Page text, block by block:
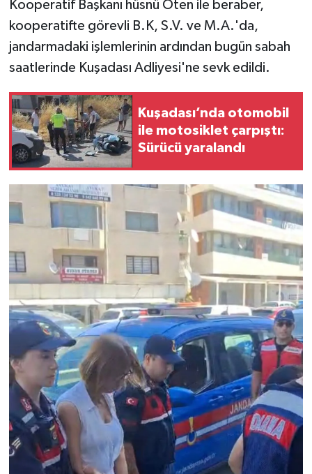
Kooperatif Başkanı hüsnü Öten ile beraber,
kooperatifte görevli B.K, S.V. ve M.A.'da,
jandarmadaki işlemlerinin ardından bugün sabah
saatlerinde Kuşadası Adliyesi'ne sevk edildi.
Kuşadası’nda otomobil
ile motosiklet çarpıştı:
Sürücü yaralandı